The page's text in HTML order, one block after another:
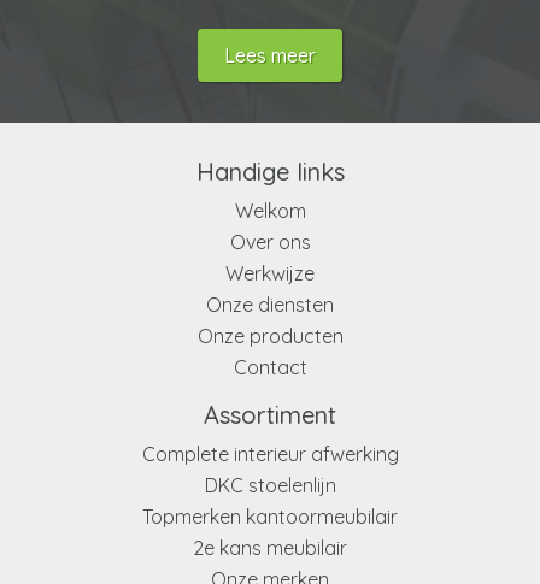
Lees meer
Handige links
Welkom
Over ons
Werkwijze
Onze diensten
Onze producten
Contact
Assortiment
Complete interieur afwerking
DKC stoelenlijn
Topmerken kantoormeubilair
2e kans meubilair